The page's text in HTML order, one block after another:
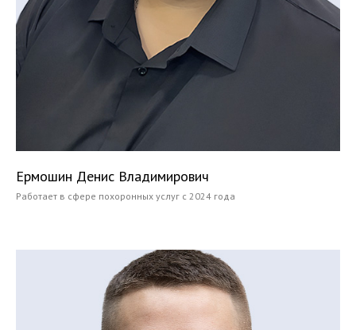
Ермошин Денис Владимирович
Работает в сфере похоронных услуг с 2024 года